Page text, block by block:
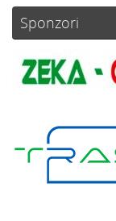
Sponzori